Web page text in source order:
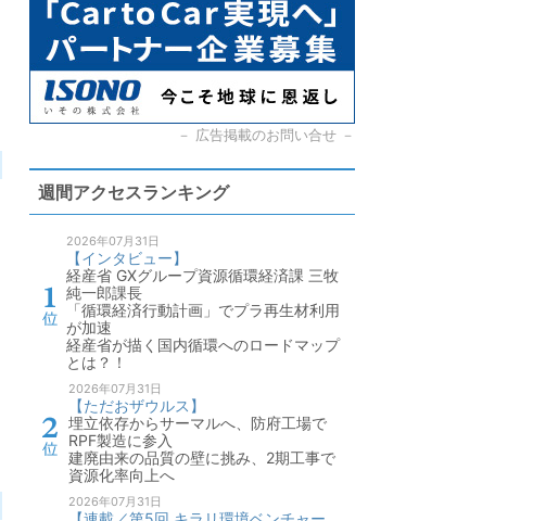
－ 広告掲載のお問い合せ－
週間アクセスランキング
2026年07月31日
【インタビュー】
経産省 GXグループ資源循環経済課 三牧
純一郎課長
「循環経済行動計画」でプラ再生材利用
が加速
経産省が描く国内循環へのロードマップ
とは？！
2026年07月31日
【ただおザウルス】
埋立依存からサーマルへ、防府工場で
RPF製造に参入
建廃由来の品質の壁に挑み、2期工事で
資源化率向上へ
2026年07月31日